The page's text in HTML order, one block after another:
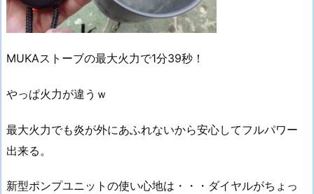
MUKAストーブの最大火力で1分39秒！
やっぱ火力が違うｗ
最大火力でも炎が外にあふれないから安心してフルパワー
出来る。
新型ポンプユニットの使い心地は・・・ダイヤルがちょっ